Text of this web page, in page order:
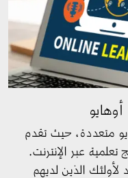
متعددة، حيث تقدم
عبر الإنترنت.
لأولئك الذين لديهم